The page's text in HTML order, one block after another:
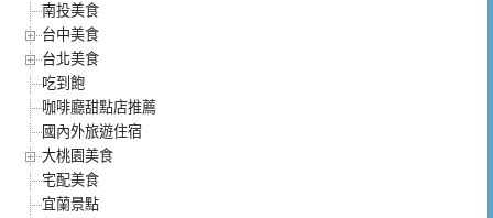
南投美食
台中美食
台北美食
吃到飽
咖啡廳甜點店推薦
國內外旅遊住宿
大桃園美食
宅配美食
宜蘭景點